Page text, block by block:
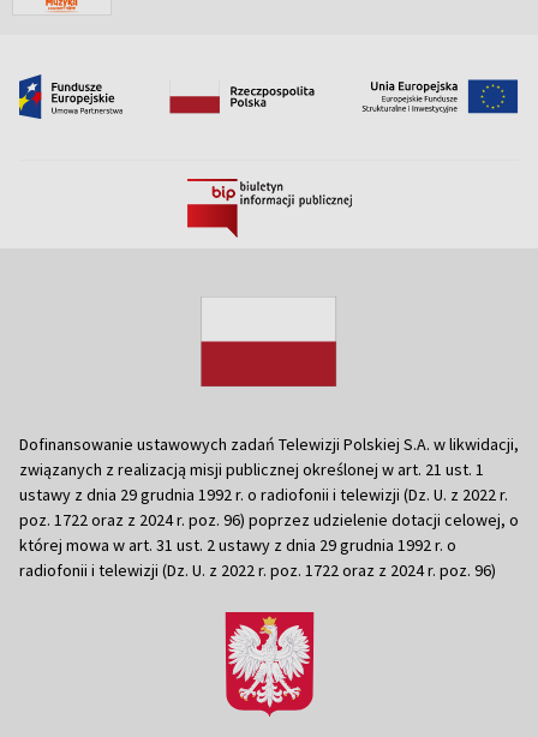
Dofinansowanie ustawowych zadań Telewizji Polskiej S.A. w likwidacji,
związanych z realizacją misji publicznej określonej w art. 21 ust. 1
ustawy z dnia 29 grudnia 1992 r. o radiofonii i telewizji (Dz. U. z 2022 r.
poz. 1722 oraz z 2024 r. poz. 96) poprzez udzielenie dotacji celowej, o
której mowa w art. 31 ust. 2 ustawy z dnia 29 grudnia 1992 r. o
radiofonii i telewizji (Dz. U. z 2022 r. poz. 1722 oraz z 2024 r. poz. 96)